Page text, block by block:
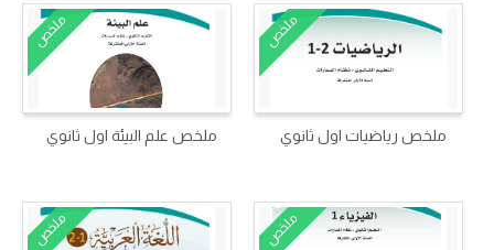
ملخص
ملخص رياضيات اول ثانوي
ملخص
ملخص علم البيئة اول ثانوي
ملخص ملخص